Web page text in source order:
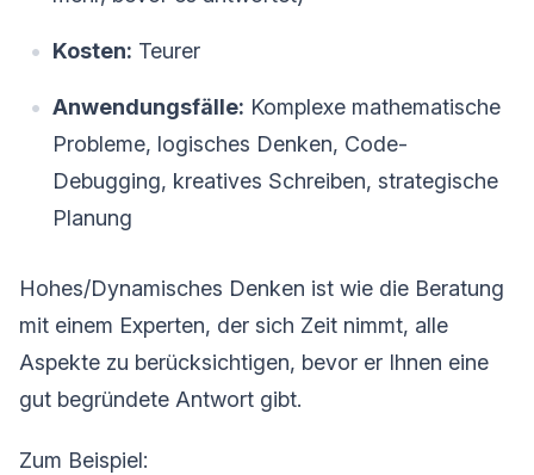
Kosten: Teurer
Anwendungsfälle: Komplexe mathematische
Probleme, logisches Denken, Code-
Debugging, kreatives Schreiben, strategische
Planung
Hohes/Dynamisches Denken ist wie die Beratung
mit einem Experten, der sich Zeit nimmt, alle
Aspekte zu berücksichtigen, bevor er Ihnen eine
gut begründete Antwort gibt.
Zum Beispiel: